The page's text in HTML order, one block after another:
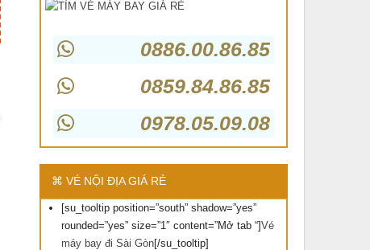
0886.00.86.85
0859.84.86.85
0978.05.09.08
⌘ VÉ NỘI ĐỊA GIÁ RẺ
[su_tooltip position=”south” shadow=”yes”
rounded=”yes” size=”1″ content=”Mở tab “]Vé
máy bay đi Sài Gòn[/su_tooltip]